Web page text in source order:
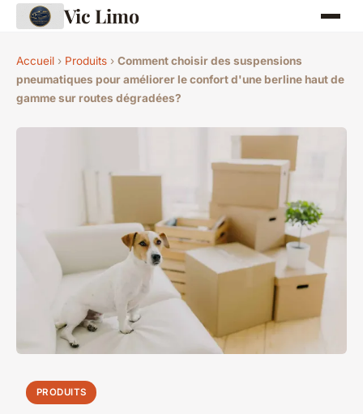
Vic Limo
Accueil › Produits › Comment choisir des suspensions
pneumatiques pour améliorer le confort d'une berline haut de
gamme sur routes dégradées?
PRODUITS